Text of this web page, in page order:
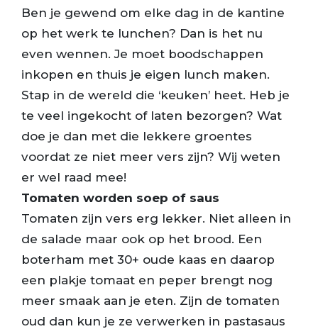
Ben je gewend om elke dag in de kantine
op het werk te lunchen? Dan is het nu
even wennen. Je moet boodschappen
inkopen en thuis je eigen lunch maken.
Stap in de wereld die ‘keuken’ heet. Heb je
te veel ingekocht of laten bezorgen? Wat
doe je dan met die lekkere groentes
voordat ze niet meer vers zijn? Wij weten
er wel raad mee!
Tomaten worden soep of saus
Tomaten zijn vers erg lekker. Niet alleen in
de salade maar ook op het brood. Een
boterham met 30+ oude kaas en daarop
een plakje tomaat en peper brengt nog
meer smaak aan je eten. Zijn de tomaten
oud dan kun je ze verwerken in pastasaus